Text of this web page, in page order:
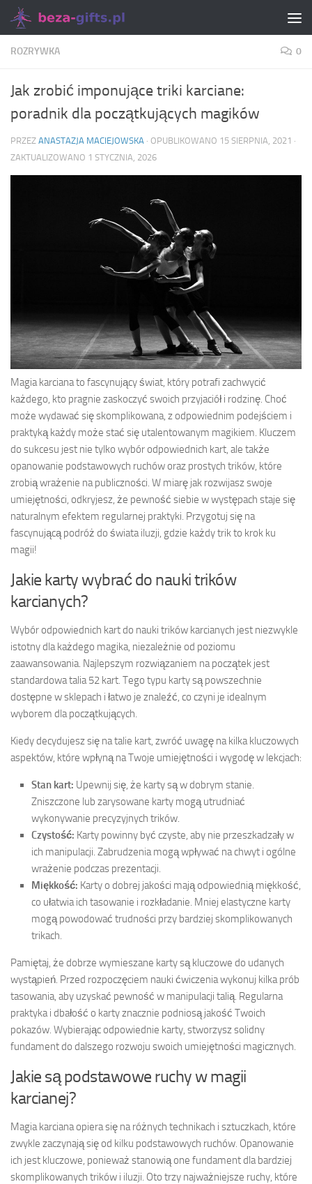
Skip to content
ROZRYWKA 0
Jak zrobić imponujące triki karciane:
poradnik dla początkujących magików
PRZEZ ANASTAZJA MACIEJOWSKA · OPUBLIKOWANO 15 SIERPNIA, 2021 ·
ZAKTUALIZOWANO 1 STYCZNIA, 2026
Magia karciana to fascynujący świat, który potrafi zachwycić
każdego, kto pragnie zaskoczyć swoich przyjaciół i rodzinę. Choć
może wydawać się skomplikowana, z odpowiednim podejściem i
praktyką każdy może stać się utalentowanym magikiem. Kluczem
do sukcesu jest nie tylko wybór odpowiednich kart, ale także
opanowanie podstawowych ruchów oraz prostych trików, które
zrobią wrażenie na publiczności. W miarę jak rozwijasz swoje
umiejętności, odkryjesz, że pewność siebie w występach staje się
naturalnym efektem regularnej praktyki. Przygotuj się na
fascynującą podróż do świata iluzji, gdzie każdy trik to krok ku
magii!
Jakie karty wybrać do nauki trików
karcianych?
Wybór odpowiednich kart do nauki trików karcianych jest niezwykle
istotny dla każdego magika, niezależnie od poziomu
zaawansowania. Najlepszym rozwiązaniem na początek jest
standardowa talia 52 kart. Tego typu karty są powszechnie
dostępne w sklepach i łatwo je znaleźć, co czyni je idealnym
wyborem dla początkujących.
Kiedy decydujesz się na talie kart, zwróć uwagę na kilka kluczowych
aspektów, które wpłyną na Twoje umiejętności i wygodę w lekcjach:
Stan kart: Upewnij się, że karty są w dobrym stanie.
Zniszczone lub zarysowane karty mogą utrudniać
wykonywanie precyzyjnych trików.
Czystość: Karty powinny być czyste, aby nie przeszkadzały w
ich manipulacji. Zabrudzenia mogą wpływać na chwyt i ogólne
wrażenie podczas prezentacji.
Miękkość: Karty o dobrej jakości mają odpowiednią miękkość,
co ułatwia ich tasowanie i rozkładanie. Mniej elastyczne karty
mogą powodować trudności przy bardziej skomplikowanych
trikach.
Pamiętaj, że dobrze wymieszane karty są kluczowe do udanych
wystąpień. Przed rozpoczęciem nauki ćwiczenia wykonuj kilka prób
tasowania, aby uzyskać pewność w manipulacji talią. Regularna
praktyka i dbałość o karty znacznie podniosą jakość Twoich
pokazów. Wybierając odpowiednie karty, stworzysz solidny
fundament do dalszego rozwoju swoich umiejętności magicznych.
Jakie są podstawowe ruchy w magii
karcianej?
Magia karciana opiera się na różnych technikach i sztuczkach, które
zwykle zaczynają się od kilku podstawowych ruchów. Opanowanie
ich jest kluczowe, ponieważ stanowią one fundament dla bardziej
skomplikowanych trików i iluzji. Oto trzy najważniejsze ruchy, które